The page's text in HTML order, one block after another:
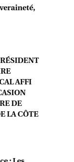
AFFI
DE
LA CÔTE